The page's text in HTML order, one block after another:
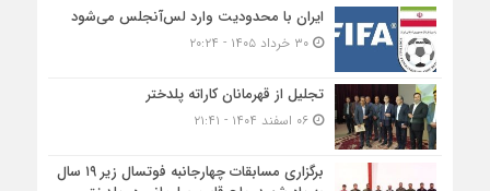
ایران با محدودیت وارد لس‌آنجلس می‌شود
۳۰ خرداد ۱۴۰۵ - ۲۰:۲۴
تجلیل از قهرمانان کاراته پلدختر
۰۶ اسفند ۱۴۰۴ - ۲۱:۴۱
برگزاری مسابقات چهارجانبه فوتسال زیر ۱۹ سال